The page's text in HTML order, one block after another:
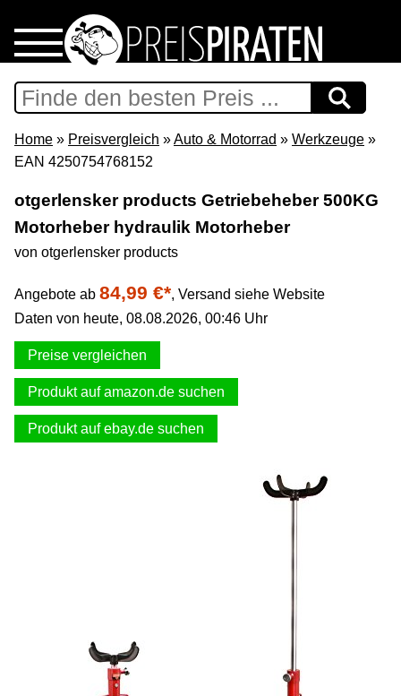
Home
Download
Support & Newsletter
Presse
Datenschutz
Impressum
Home » Preisvergleich »Auto & Motorrad » Werkzeuge »
EAN 4250754768152
otgerlensker products Getriebeheber 500KG
Motorheber hydraulik Motorheber
von otgerlensker products
Angebote ab 84,99 €*, Versand siehe Website
Daten von heute, 08.08.2026, 00:46 Uhr
Preise vergleichen
Produkt auf amazon.de suchen
Produkt auf ebay.de suchen